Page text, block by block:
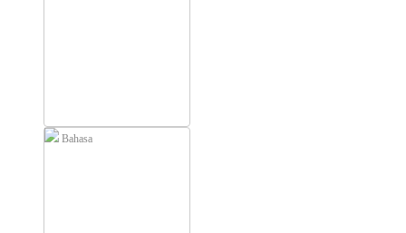
Bahasa